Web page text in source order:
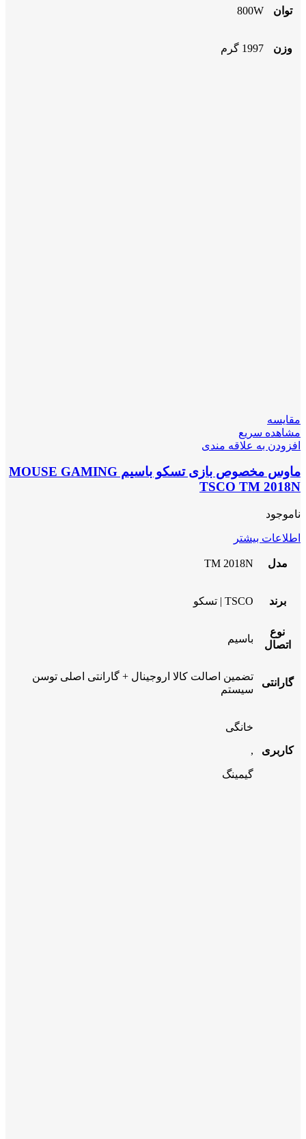
توان 800W
وزن 1997 گرم
مقایسه
مشاهده سریع
افزودن به علاقه مندی
ماوس مخصوص بازی تسکو باسیم MOUSE GAMING
TSCO TM 2018N
ناموجود
اطلاعات بیشتر
مدل TM 2018N
برند TSCO | تسکو
نوع
اتصال
باسیم
گارانتی
تضمین اصالت کالا اروجینال + گارانتی اصلی توسن
سیستم
کاربری
خانگی
,
گیمینگ